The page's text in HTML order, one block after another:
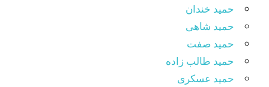
حمید خندان
حمید شاهی
حمید صفت
حمید طالب زاده
حمید عسکری